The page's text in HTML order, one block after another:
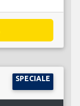
SPECIALE